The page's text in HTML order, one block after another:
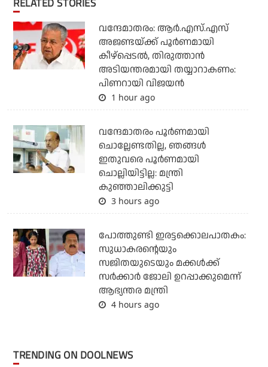
വന്ദേമാതരം: ആര്‍.എസ്.എസ്
അജണ്ടയ്ക്ക് പൂര്‍ണമായി
കീഴ്‌പ്പെടല്‍, തിരുത്താന്‍
അടിയന്തരമായി തയ്യാറാകണം:
പിണറായി വിജയന്‍
1 hour ago
വന്ദേമാതരം പൂര്‍ണമായി
ചൊല്ലേണ്ടതില്ല, ഞങ്ങള്‍
ഇതുവരെ പൂര്‍ണമായി
ചൊല്ലിയിട്ടില്ല: മന്ത്രി
കുഞ്ഞാലിക്കുട്ടി
3 hours ago
പോത്തുണ്ടി ഇരട്ടക്കൊലപാതകം:
സുധാകരന്റെയും
സജിതയുടെയും മക്കള്‍ക്ക്
സര്‍ക്കാര്‍ ജോലി ഉറപ്പാക്കുമെന്ന്
ആഭ്യന്തര മന്ത്രി
4 hours ago
TRENDING ON DOOLNEWS